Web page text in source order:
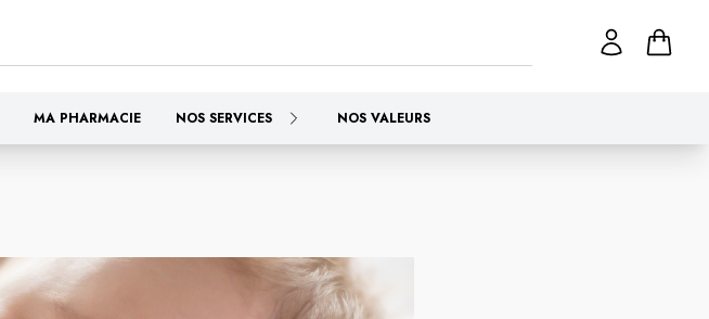
MA PHARMACIE NOS SERVICES NOS VALEURS